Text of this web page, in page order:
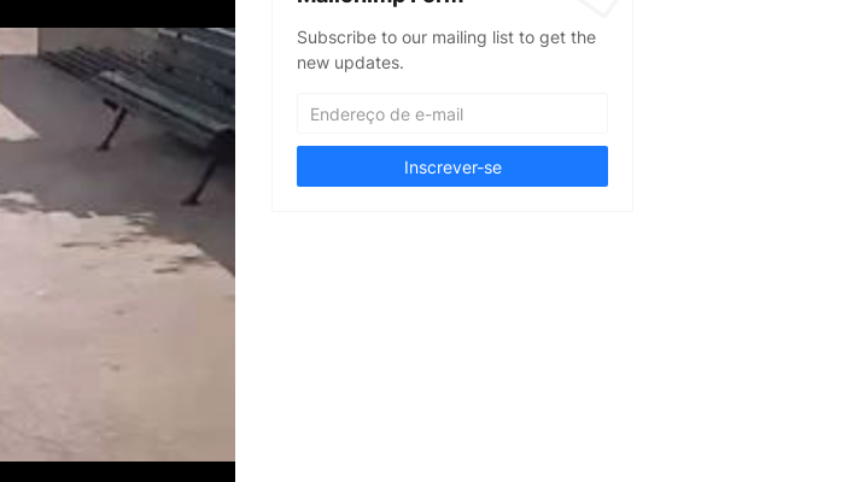
Subscribe to our mailing list to get the
new updates.